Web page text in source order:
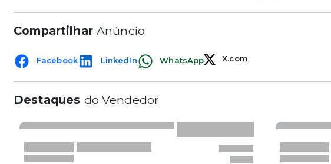
Compartilhar Anúncio
Facebook LinkedIn WhatsApp X.com
Destaques do Vendedor